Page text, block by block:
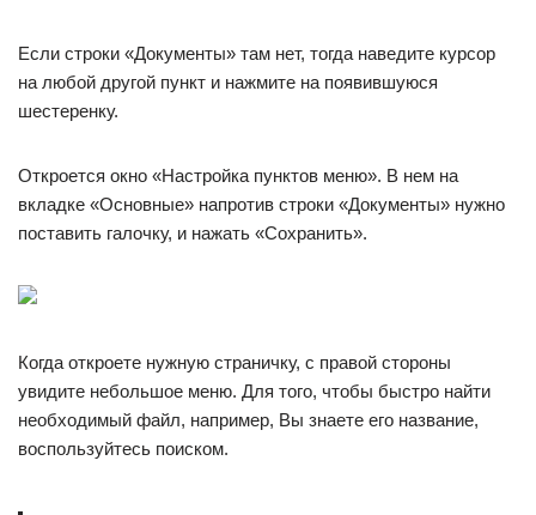
Если строки «Документы» там нет, тогда наведите курсор
на любой другой пункт и нажмите на появившуюся
шестеренку.
Откроется окно «Настройка пунктов меню». В нем на
вкладке «Основные» напротив строки «Документы» нужно
поставить галочку, и нажать «Сохранить».
Когда откроете нужную страничку, с правой стороны
увидите небольшое меню. Для того, чтобы быстро найти
необходимый файл, например, Вы знаете его название,
воспользуйтесь поиском.